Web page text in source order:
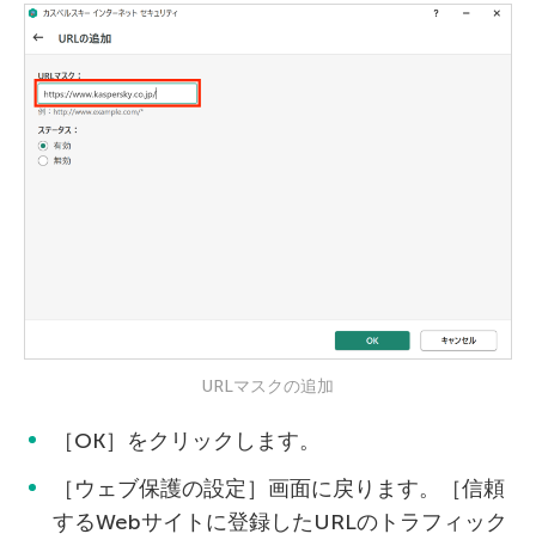
URLマスクの追加
［OK］をクリックします。
［ウェブ保護の設定］画面に戻ります。［信頼
するWebサイトに登録したURLのトラフィック